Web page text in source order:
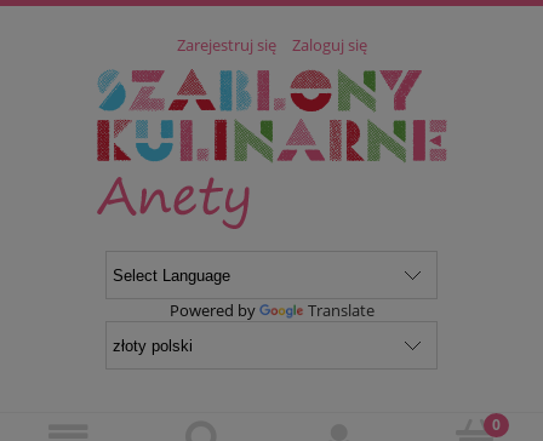
Zarejestruj się Zaloguj się
Powered by Translate